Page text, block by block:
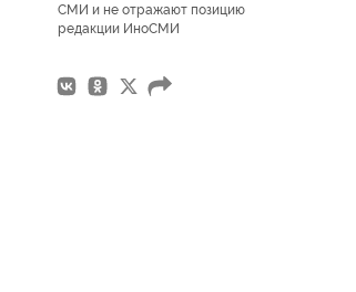
СМИ и не отражают позицию
редакции ИноСМИ